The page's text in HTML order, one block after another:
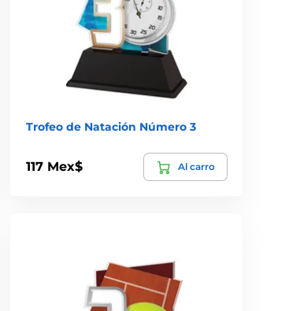
Trofeo de Natación Número 3
117 Mex$ Al carro